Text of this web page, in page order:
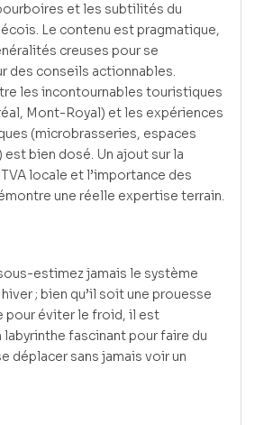
et les subtilités du
Le contenu est pragmatique,
creuses pour se
des conseils actionnables.
les incontournables touristiques
Mont-Royal) et les expériences
(microbrasseries, espaces
bien dosé. Un ajout sur la
locale et l’importance des
une réelle expertise terrain.
estimez jamais le système
; bien qu’il soit une prouesse
pour éviter le froid, il est
labyrinthe fascinant pour faire du
déplacer sans jamais voir un